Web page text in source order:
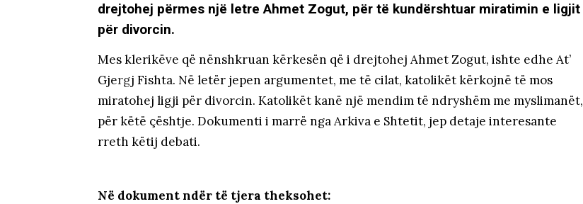
drejtohej përmes një letre Ahmet Zogut, për të kundërshtuar miratimin e ligjit
për divorcin.
Mes klerikëve që nënshkruan kërkesën që i drejtohej Ahmet Zogut, ishte edhe At’
Gjergj Fishta. Në letër jepen argumentet, me të cilat, katolikët kërkojnë të mos
miratohej ligji për divorcin. Katolikët kanë një mendim të ndryshëm me myslimanët,
për këtë çështje. Dokumenti i marrë nga Arkiva e Shtetit, jep detaje interesante
rreth këtij debati.
Në dokument ndër të tjera theksohet: